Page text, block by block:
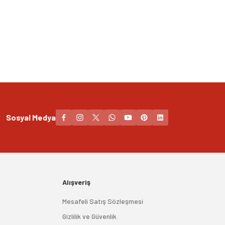
Sosyal Medya
Alışveriş
Mesafeli Satış Sözleşmesi
Gizlilik ve Güvenlik